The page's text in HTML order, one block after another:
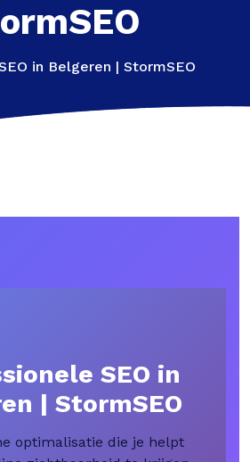
in Belgeren | StormSEO
SEO in
| StormSEO
optimalisatie die je helpt